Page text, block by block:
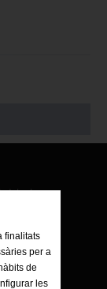
8 bis
finalitats
per a
de
les